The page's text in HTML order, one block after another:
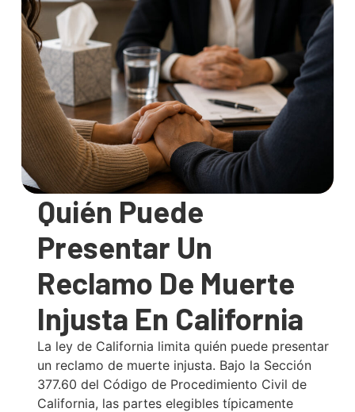
Quién Puede
Presentar Un
Reclamo De Muerte
Injusta En California
La ley de California limita quién puede presentar
un reclamo de muerte injusta. Bajo la Sección
377.60 del Código de Procedimiento Civil de
California, las partes elegibles típicamente